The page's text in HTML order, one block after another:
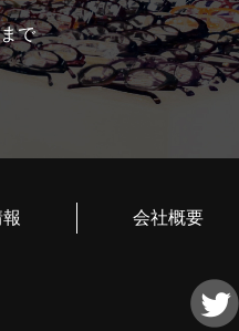
で
会社概要